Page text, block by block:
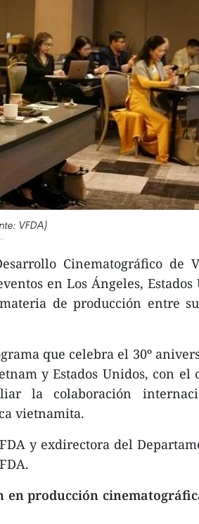
VFDA)
Cinematográfico de
en Los Ángeles, Estados
de producción entre
que celebra el 30º
y Estados Unidos, con el
la colaboración
vietnamita.
y exdirectora del
en producción